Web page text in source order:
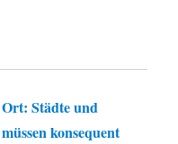
Städte und
konsequent